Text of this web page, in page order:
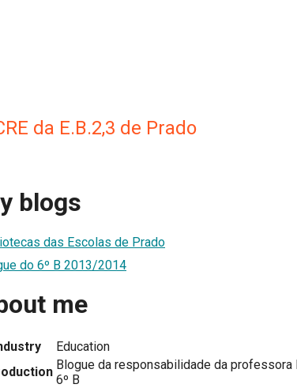
da E.B.2,3 de Prado
blogs
das Escolas de Prado
do 6º B 2013/2014
me
Education
Blogue da responsabilidade da professora
6º B